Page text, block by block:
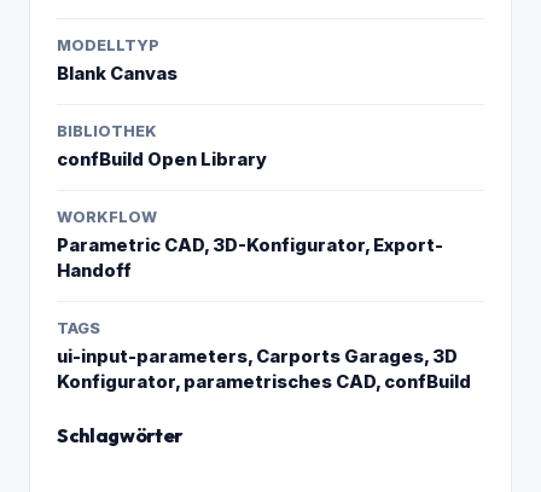
MODELLTYP
Blank Canvas
BIBLIOTHEK
confBuild Open Library
WORKFLOW
Parametric CAD, 3D-Konfigurator, Export-
Handoff
TAGS
ui-input-parameters, Carports Garages, 3D
Konfigurator, parametrisches CAD, confBuild
Schlagwörter